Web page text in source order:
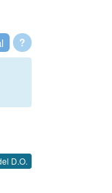
?
D.O.